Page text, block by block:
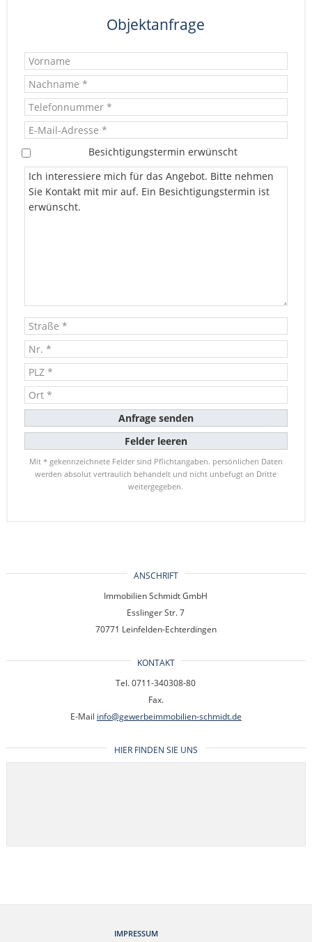
Objektanfrage
Besichtigungstermin erwünscht
Mit * gekennzeichnete Felder sind Pflichtangaben. persönlichen Daten
werden absolut vertraulich behandelt und nicht unbefugt an Dritte
weitergegeben.
ANSCHRIFT
Immobilien Schmidt GmbH
Esslinger Str. 7
70771 Leinfelden-Echterdingen
KONTAKT
Tel. 0711-340308-80
Fax.
E-Mail info@gewerbeimmobilien-schmidt.de
HIER FINDEN SIE UNS
IMPRESSUM